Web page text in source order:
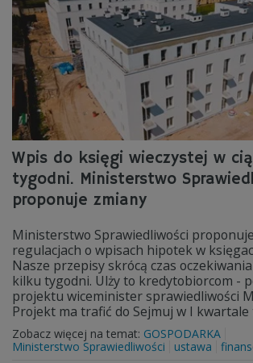
Wpis do księgi wieczystej w
tygodni. Ministerstwo
proponuje zmiany
Ministerstwo Sprawiedliwości
regulacjach o wpisach hipotek w
Nasze przepisy skrócą czas
kilku tygodni. Ulży to kredytobiorcom -
projektu wiceminister sprawiedliwości
Projekt ma trafić do Sejmuj w I
Zobacz więcej na temat: GOSPODARKA
Ministerstwo Sprawiedliwości
ustawa